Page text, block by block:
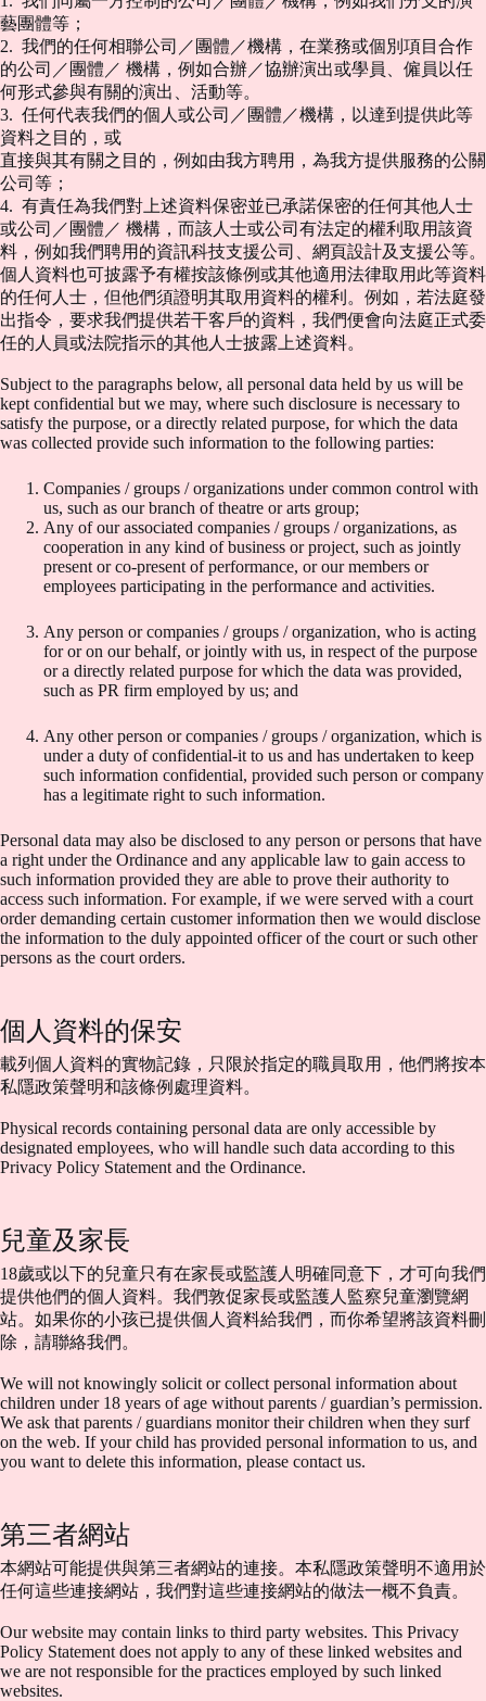
藝團體等；
2. 我們的任何相聯公司／團體／機構，在業務或個別項目合作
的公司／團體／ 機構，例如合辦／協辦演出或學員、僱員以任
何形式參與有關的演出、活動等。
3. 任何代表我們的個人或公司／團體／機構，以達到提供此等
資料之目的，或
直接與其有關之目的，例如由我方聘用，為我方提供服務的公關
公司等；
4. 有責任為我們對上述資料保密並已承諾保密的任何其他人士
或公司／團體／ 機構，而該人士或公司有法定的權利取用該資
料，例如我們聘用的資訊科技支援公司、網頁設計及支援公等。
個人資料也可披露予有權按該條例或其他適用法律取用此等資料
的任何人士，但他們須證明其取用資料的權利。例如，若法庭發
出指令，要求我們提供若干客戶的資料，我們便會向法庭正式委
任的人員或法院指示的其他人士披露上述資料。
Subject to the paragraphs below, all personal data held by us will be
kept confidential but we may, where such disclosure is necessary to
satisfy the purpose, or a directly related purpose, for which the data
was collected provide such information to the following parties:
Companies / groups / organizations under common control with
us, such as our branch of theatre or arts group;
Any of our associated companies / groups / organizations, as
cooperation in any kind of business or project, such as jointly
present or co-present of performance, or our members or
employees participating in the performance and activities.
Any person or companies / groups / organization, who is acting
for or on our behalf, or jointly with us, in respect of the purpose
or a directly related purpose for which the data was provided,
such as PR firm employed by us; and
Any other person or companies / groups / organization, which is
under a duty of confidential-it to us and has undertaken to keep
such information confidential, provided such person or company
has a legitimate right to such information.
Personal data may also be disclosed to any person or persons that have
a right under the Ordinance and any applicable law to gain access to
such information provided they are able to prove their authority to
access such information. For example, if we were served with a court
order demanding certain customer information then we would disclose
the information to the duly appointed officer of the court or such other
persons as the court orders.
個人資料的保安
載列個人資料的實物記錄，只限於指定的職員取用，他們將按本
私隱政策聲明和該條例處理資料。
Physical records containing personal data are only accessible by
designated employees, who will handle such data according to this
Privacy Policy Statement and the Ordinance.
兒童及家長
18歲或以下的兒童只有在家長或監護人明確同意下，才可向我們
提供他們的個人資料。我們敦促家長或監護人監察兒童瀏覽網
站。如果你的小孩已提供個人資料給我們，而你希望將該資料刪
除，請聯絡我們。
We will not knowingly solicit or collect personal information about
children under 18 years of age without parents / guardian’s permission.
We ask that parents / guardians monitor their children when they surf
on the web. If your child has provided personal information to us, and
you want to delete this information, please contact us.
第三者網站
本網站可能提供與第三者網站的連接。本私隱政策聲明不適用於
任何這些連接網站，我們對這些連接網站的做法一概不負責。
Our website may contain links to third party websites. This Privacy
Policy Statement does not apply to any of these linked websites and
we are not responsible for the practices employed by such linked
websites.